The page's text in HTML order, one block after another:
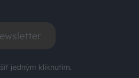
jedným kliknutím.